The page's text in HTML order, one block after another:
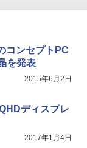
たり 9巻 (デジタル
コンセプトPC
を発表
2015年6月2日
ディスプレ
2017年1月4日